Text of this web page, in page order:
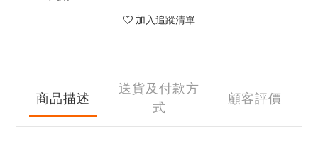
加入追蹤清單
商品描述
送貨及付款方
式
顧客評價